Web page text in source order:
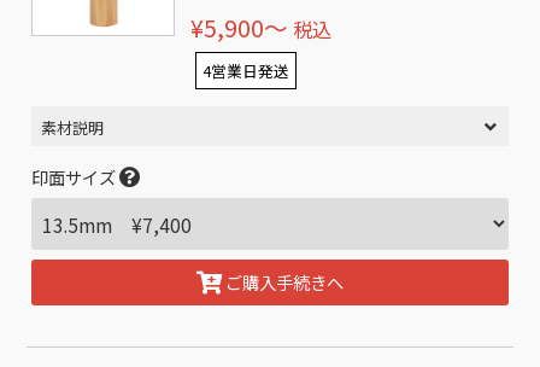
¥5,900〜 税込
4営業日発送
素材説明
印面サイズ
ご購入手続きへ